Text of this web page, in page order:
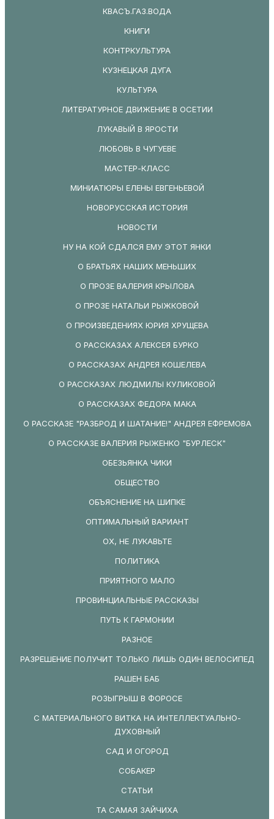
КВАСЪ.ГАЗ.ВОДА
КНИГИ
КОНТРКУЛЬТУРА
КУЗНЕЦКАЯ ДУГА
КУЛЬТУРА
ЛИТЕРАТУРНОЕ ДВИЖЕНИЕ В ОСЕТИИ
ЛУКАВЫЙ В ЯРОСТИ
ЛЮБОВЬ В ЧУГУЕВЕ
МАСТЕР-КЛАСС
МИНИАТЮРЫ ЕЛЕНЫ ЕВГЕНЬЕВОЙ
НОВОРУССКАЯ ИСТОРИЯ
НОВОСТИ
НУ НА КОЙ СДАЛСЯ ЕМУ ЭТОТ ЯНКИ
О БРАТЬЯХ НАШИХ МЕНЬШИХ
О ПРОЗЕ ВАЛЕРИЯ КРЫЛОВА
О ПРОЗЕ НАТАЛЬИ РЫЖКОВОЙ
О ПРОИЗВЕДЕНИЯХ ЮРИЯ ХРУЩЕВА
О РАССКАЗАХ АЛЕКСЕЯ БУРКО
О РАССКАЗАХ АНДРЕЯ КОШЕЛЕВА
О РАССКАЗАХ ЛЮДМИЛЫ КУЛИКОВОЙ
О РАССКАЗАХ ФЕДОРА МАКА
О РАССКАЗЕ "РАЗБРОД И ШАТАНИЕ!" АНДРЕЯ ЕФРЕМОВА
О РАССКАЗЕ ВАЛЕРИЯ РЫЖЕНКО "БУРЛЕСК"
ОБЕЗЬЯНКА ЧИКИ
ОБЩЕСТВО
ОБЪЯСНЕНИЕ НА ШИПКЕ
ОПТИМАЛЬНЫЙ ВАРИАНТ
ОХ, НЕ ЛУКАВЬТЕ
ПОЛИТИКА
ПРИЯТНОГО МАЛО
ПРОВИНЦИАЛЬНЫЕ РАССКАЗЫ
ПУТЬ К ГАРМОНИИ
РАЗНОЕ
РАЗРЕШЕНИЕ ПОЛУЧИТ ТОЛЬКО ЛИШЬ ОДИН ВЕЛОСИПЕД
РАШЕН БАБ
РОЗЫГРЫШ В ФОРОСЕ
С МАТЕРИАЛЬНОГО ВИТКА НА ИНТЕЛЛЕКТУАЛЬНО-
ДУХОВНЫЙ
САД И ОГОРОД
СОБАКЕР
СТАТЬИ
ТА САМАЯ ЗАЙЧИХА